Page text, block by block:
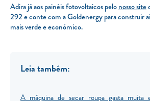
Adira já aos painéis fotovoltaicos pelonosso site
292 e conte com a Goldenergy para construir
mais verde e económico.
Leia também:
A máquina de secar roupa gasta muita